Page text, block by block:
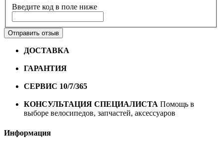
Введите код в поле ниже
Отправить отзыв
ДОСТАВКА
ГАРАНТИЯ
СЕРВИС 10/7/365
КОНСУЛЬТАЦИЯ СПЕЦИАЛИСТА Помощь в
выборе велосипедов, запчастей, аксессуаров
Информация